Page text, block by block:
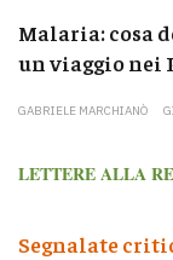
Malaria: cosa
un viaggio nei
GABRIELE MARCHIANÒ
LETTERE ALLA
Segnalate